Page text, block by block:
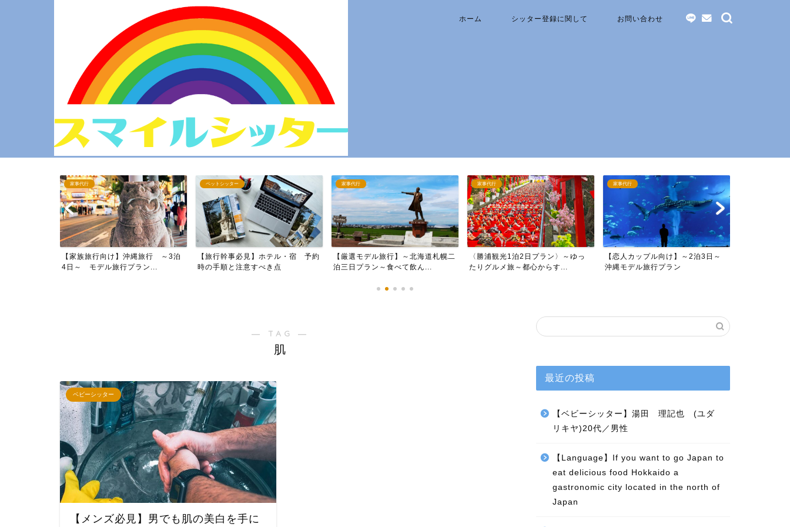
ホーム シッター登録に関して お問い合わせ
家事代行
【家族旅行向け】沖縄旅行 ～3泊
4日～ モデル旅行プラン...
ペットシッター
【旅行幹事必見】ホテル・宿 予約
時の手順と注意すべき点
家事代行
【厳選モデル旅行】～北海道札幌二
泊三日プラン～食べて飲ん...
家事代行
〈勝浦観光1泊2日プラン〉～ゆっ
たりグルメ旅～都心からす...
家事代行
【恋人カップル向け】～2泊3日～
沖縄モデル旅行プラン
― TAG ―
肌
ベビーシッター
【メンズ必見】男でも肌の美白を手に
最近の投稿
【ベビーシッター】湯田 理記也 (ユダ
リキヤ)20代／男性
【Language】If you want to go Japan to
eat delicious food Hokkaido a
gastronomic city located in the north of
Japan